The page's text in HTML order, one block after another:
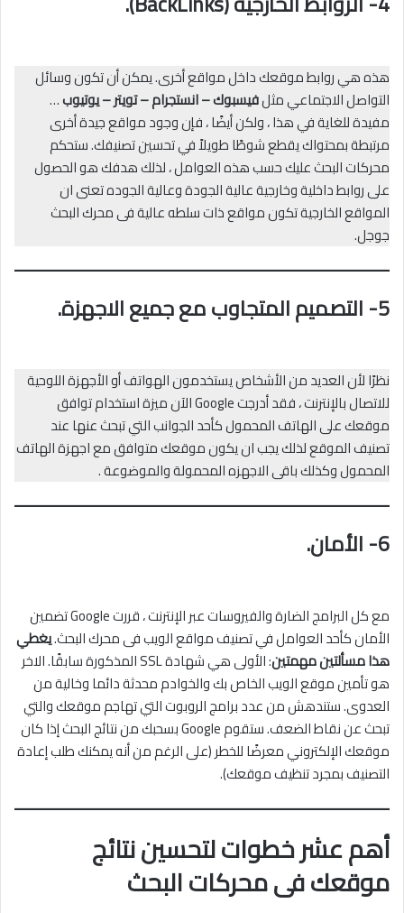
هذه هي روابط موقعك داخل مواقع أخرى. يمكن أن تكون وسائل
التواصل الاجتماعي مثلفيسبوك – انستجرام – تويتر – يوتيوب…
مفيدة للغاية في هذا ، ولكن أيضًا ، فإن وجود مواقع جيدة أخرى
مرتبطة بمحتواك يقطع شوطًا طويلاً في تحسين تصنيفك. ستحكم
محركات البحث عليك حسب هذه العوامل ، لذلك هدفك هو الحصول
على روابط داخلية وخارجية عالية الجودة وعالية الجوده تعنى ان
المواقع الخارجية تكون مواقع ذات سلطه عالية فى محرك البحث
جوجل.
5- التصميم المتجاوب مع جميع الاجهزة.
نظرًا لأن العديد من الأشخاص يستخدمون الهواتف أو الأجهزة اللوحية
للاتصال بالإنترنت ، فقد أدرجت Google الآن ميزة استخدام توافق
موقعك على الهاتف المحمول كأحد الجوانب التي تبحث عنها عند
تصنيف الموقع لذلك يجب ان يكون موقعك متوافق مع اجهزة الهاتف
المحمول وكذلك باقى الاجهزه المحمولة والموضوعة .
6- الأمان.
مع كل البرامج الضارة والفيروسات عبر الإنترنت ، قررت Google تضمين
الأمان كأحد العوامل في تصنيف مواقع الويب فى محرك البحث.يغطي
هذا مسألتين مهمتين
: الأولى هي شهادة SSL المذكورة سابقًا. الاخر
هو تأمين موقع الويب الخاص بك والخوادم محدثة دائما وخالية من
العدوى. ستندهش من عدد برامج الروبوت التي تهاجم موقعك والتي
تبحث عن نقاط الضعف. ستقوم Google بسحبك من نتائج البحث إذا كان
موقعك الإلكتروني معرضًا للخطر (على الرغم من أنه يمكنك طلب إعادة
التصنيف بمجرد تنظيف موقعك).
أهم عشر خطوات لتحسين نتائج
موقعك فى محركات البحث